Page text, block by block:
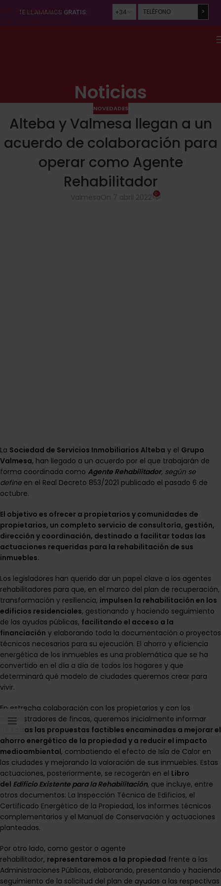
Skip to navigation
TE LLAMAMOS GRATIS:
Noticias
NOVEDADES
Alteba y Valmesa llegan a un
acuerdo de colaboración para
operar como Agente
Rehabilitador
0
La Sociedad de Servicios Inmobiliarios Alteba y el Grupo
Valmesa, han llegado a un acuerdo por el que trabajarán de
forma coordinada como Agente Rehabilitador, según se
define en el Real Decreto 853/2021 publicado el pasado 6 de
octubre.
El objetivo es ofrecer a propietarios y comunidades de
propietarios, un completo servicio de consultoría, gestión,
dirección y coordinación, destinado a facilitar todas las
actuaciones requeridas para la rehabilitación de sus
inmuebles.
Los legisladores han querido dar un papel clave a los agentes
rehabilitadores para que, en el marco del plan de recuperación,
transformación y resiliencia, impulsen la rehabilitación en los
edificios residenciales, gestionando y haciendo seguimiento
de las ayudas públicas, facilitando el acceso a la
financiación y elaborando toda la documentación o proyectos
técnicos necesarios para su ejecución. El ahorro y eficiencia
energética de los inmuebles es una problemática que se ha
convertido en el día a día de todos los hogares y que
determinará qué modelo de ciudades queremos crear para
vivir.
En estrecha colaboración con los propietarios y con los
administradores de fincas, queremos inicialmente informar
todas las propuestas factibles encaminadas a mejorar el
ahorro energético de la propiedad y a reducir el impacto
medioambiental, combatiendo el efecto de Isla de Calor en
las ciudades y mejorando la valoración de sus inmuebles. Estas
actuaciones, posteriormente, se recogerán en el Libro
del Edificio Existente para la Rehabilitación, que incluye, entre
otros documentos: La Inspección Técnica de Edificios, el
Certificado Energético de la Propiedad, los informes técnicos
complementarios y el Manual de Conservación y actuaciones
planteadas.
Por otro lado, como gestor o agente
rehabilitador, representaremos a la propiedad frente a las
Administraciones Públicas, elaborando, presentando y haciendo
seguimiento de la solicitud del plan de ayudas a las respectivas